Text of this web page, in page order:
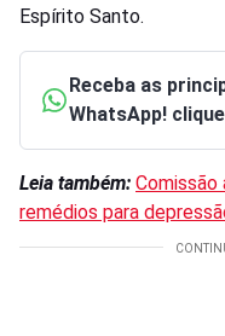
Espírito Santo.
Receba as
WhatsApp!
Leia também:
remédios para